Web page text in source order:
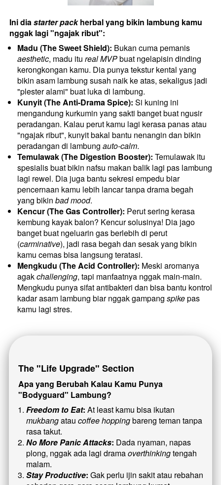
Ini dia starter pack herbal yang bikin lambung kamu
nggak lagi "ngajak ribut":
Madu (The Sweet Shield):
aesthetic, madu itu real MVP buat ngelapisin dinding
kerongkongan kamu. Dia punya tekstur kental yang
bikin asam lambung susah naik ke atas, sekaligus jadi
"plester alami" buat luka di lambung.
Kunyit (The Anti-Drama Spice): Si kuning ini
mengandung kurkumin yang sakti banget buat ngusir
peradangan. Kalau perut kamu lagi kerasa panas atau
"ngajak ribut", kunyit bakal bantu nenangin dan bikin
peradangan di lambung auto-calm.
Temulawak (The Digestion Booster): Temulawak itu
spesialis buat bikin nafsu makan balik lagi pas lambung
lagi rewel. Dia juga bantu sekresi empedu biar
pencernaan kamu lebih lancar tanpa drama begah
yang bikin bad mood.
Kencur (The Gas Controller): Perut sering kerasa
kembung kayak balon? Kencur solusinya! Dia jago
banget buat ngeluarin gas berlebih di perut
(carminative), jadi rasa begah dan sesak yang bikin
kamu cemas bisa langsung teratasi.
Mengkudu (The Acid Controller): Meski aromanya
agak challenging, tapi manfaatnya nggak main-main.
Mengkudu punya sifat antibakteri dan bisa bantu kontrol
kadar asam lambung biar nggak gampang spike pas
kamu lagi stres.
The "Life Upgrade" Section
Apa yang Berubah Kalau Kamu Punya
"Bodyguard" Lambung?
Freedom to Eat:
mukbang atau coffee hopping bareng teman tanpa
rasa takut.
No More Panic Attacks: Dada nyaman, napas
plong, nggak ada lagi drama overthinking tengah
malam.
Stay Productive: Gak perlu ijin sakit atau rebahan